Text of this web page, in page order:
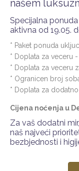
našem
Specijalna
aktivna od 19.05.
* Paket ponuda
* Doplata za veceru
* Doplata za veceru
* Ogranicen broj
* Doplata za
Cijena noćenja u
Za vaš dodatni
naš najveći
bezbjednosti i